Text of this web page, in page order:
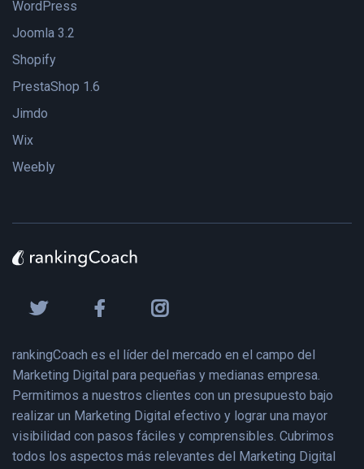
WordPress
Joomla 3.2
Shopify
PrestaShop 1.6
Jimdo
Wix
Weebly
rankingCoach es el líder del mercado en el campo del
Marketing Digital para pequeñas y medianas empresa.
Permitimos a nuestros clientes con un presupuesto bajo
realizar un Marketing Digital efectivo y lograr una mayor
visibilidad con pasos fáciles y comprensibles. Cubrimos
todos los aspectos más relevantes del Marketing Digital